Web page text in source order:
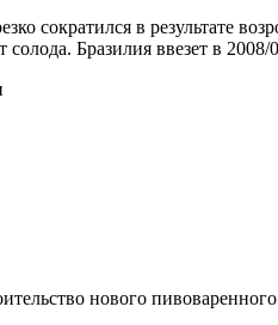
сократился в результате
Бразилия ввезет в
нового